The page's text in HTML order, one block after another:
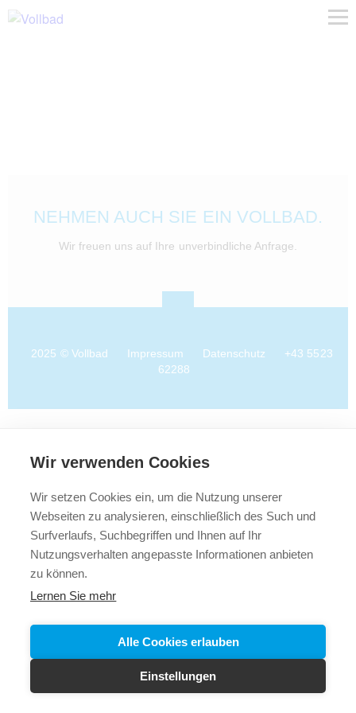
Wir verwenden Cookies
Wir setzen Cookies ein, um die Nutzung unserer
Webseiten zu analysieren, einschließlich des Such und
Surfverlaufs, Suchbegriffen und Ihnen auf Ihr
Nutzungsverhalten angepasste Informationen anbieten
zu können.
Lernen Sie mehr
Alle Cookies erlauben
Einstellungen
NEHMEN AUCH SIE EIN VOLLBAD.
Wir freuen uns auf Ihre unverbindliche Anfrage.
2025 © Vollbad Impressum Datenschutz
+43 5523
62288